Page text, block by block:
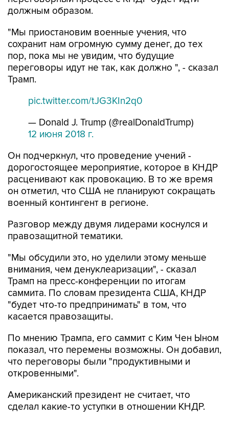
должным образом.
"Мы приостановим военные учения, что
сохранит нам огромную сумму денег, до тех
пор, пока мы не увидим, что будущие
переговоры идут не так, как должно ", - сказал
Трамп.
pic.twitter.com/tJG3KIn2q0
— Donald J. Trump (@realDonaldTrump)
12 июня 2018 г.
Он подчеркнул, что проведение учений -
дорогостоящее мероприятие, которое в КНДР
расценивают как провокацию. В то же время
он отметил, что США не планируют сокращать
военный контингент в регионе.
Разговор между двумя лидерами коснулся и
правозащитной тематики.
"Мы обсудили это, но уделили этому меньше
внимания, чем денуклеаризации", - сказал
Трамп на пресс-конференции по итогам
саммита. По словам президента США, КНДР
"будет что-то предпринимать" в том, что
касается правозащиты.
По мнению Трампа, его саммит с Ким Чен Ыном
показал, что перемены возможны. Он добавил,
что переговоры были "продуктивными и
откровенными".
Американский президент не считает, что
сделал какие-то уступки в отношении КНДР.